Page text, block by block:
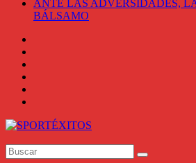
ANTE LAS ADVERSIDADES,
BÁLSAMO
SPORTÉXITOS